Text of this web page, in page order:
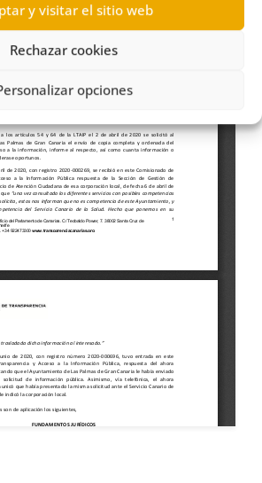
y visitar el sitio web
Rechazar cookies
opciones